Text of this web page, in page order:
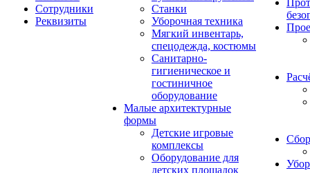
Сотрудники
Реквизиты
Станки
Уборочная техника
Мягкий инвентарь,
спецодежда, костюмы
Санитарно-
гигиеническое и
гостиничное
оборудование
Малые архитектурные
формы
Детские игровые
комплексы
Оборудование для
детских площадок